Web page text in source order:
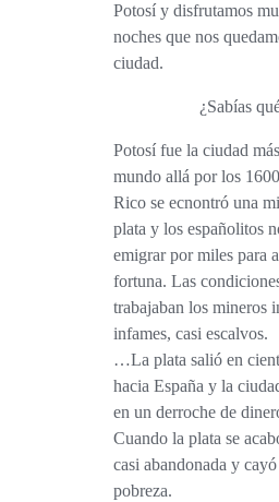
Potosí y disfrutamos
noches que nos
ciudad.
¿Sabías
Potosí fue la ciudad más rica del
mundo allá por los
Rico se ecnontró una
plata y los españolitos
emigrar por miles para
fortuna. Las
trabajaban los mineros
infames, casi escalvos.
…La plata salió en
hacia España y la
en un derroche de
Cuando la plata se
casi abandonada y
pobreza.